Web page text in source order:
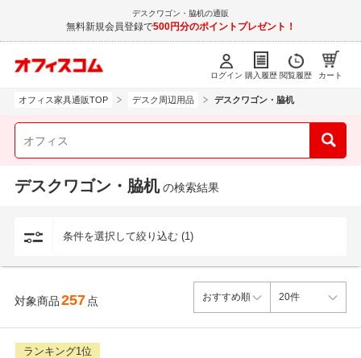
デスクワゴン・脇机の通販
無料新規会員登録で500円分のポイントプレゼント！
ログイン 購入履歴 閲覧履歴 カート
オフィス家具通販TOP デスク周辺用品 デスクワゴン・脇机
デスクワゴン・脇机 の検索結果
条件を選択して絞り込む (1)
対象商品257 点
ランキング1位